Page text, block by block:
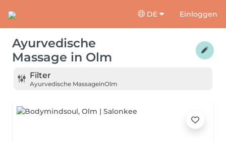
DE Einloggen
Ayurvedische
Massage in Olm
Filter
Ayurvedische MassageinOlm